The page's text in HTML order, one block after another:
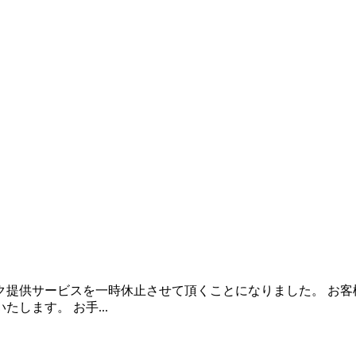
供サービスを一時休止させて頂くことになりました。 お
たします。 お手...